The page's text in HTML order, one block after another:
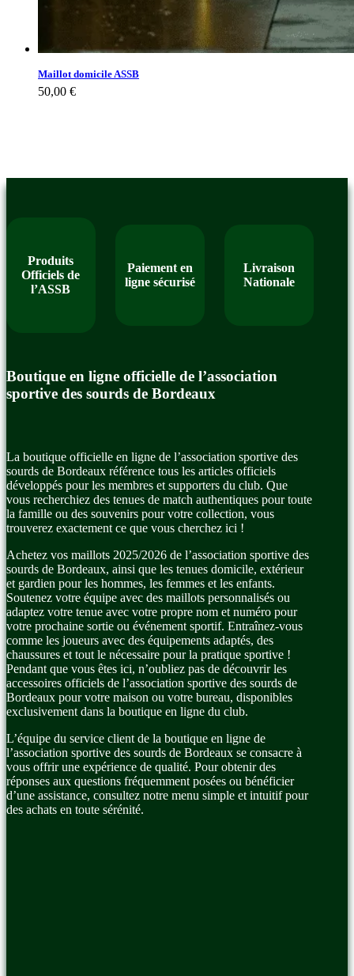
Maillot domicile ASSB
50,00 €
Produits
Officiels de
l’ASSB
Paiement en
ligne sécurisé
Livraison
Nationale
Boutique en ligne officielle de l’association
sportive des sourds de Bordeaux
La boutique officielle en ligne de l’association sportive des
sourds de Bordeaux référence tous les articles officiels
développés pour les membres et supporters du club. Que
vous recherchiez des tenues de match authentiques pour toute
la famille ou des souvenirs pour votre collection, vous
trouverez exactement ce que vous cherchez ici !
Achetez vos maillots 2025/2026 de l’association sportive des
sourds de Bordeaux, ainsi que les tenues domicile, extérieur
et gardien pour les hommes, les femmes et les enfants.
Soutenez votre équipe avec des maillots personnalisés ou
adaptez votre tenue avec votre propre nom et numéro pour
votre prochaine sortie ou événement sportif. Entraînez-vous
comme les joueurs avec des équipements adaptés, des
chaussures et tout le nécessaire pour la pratique sportive !
Pendant que vous êtes ici, n’oubliez pas de découvrir les
accessoires officiels de l’association sportive des sourds de
Bordeaux pour votre maison ou votre bureau, disponibles
exclusivement dans la boutique en ligne du club.
L’équipe du service client de la boutique en ligne de
l’association sportive des sourds de Bordeaux se consacre à
vous offrir une expérience de qualité. Pour obtenir des
réponses aux questions fréquemment posées ou bénéficier
d’une assistance, consultez notre menu simple et intuitif pour
des achats en toute sérénité.